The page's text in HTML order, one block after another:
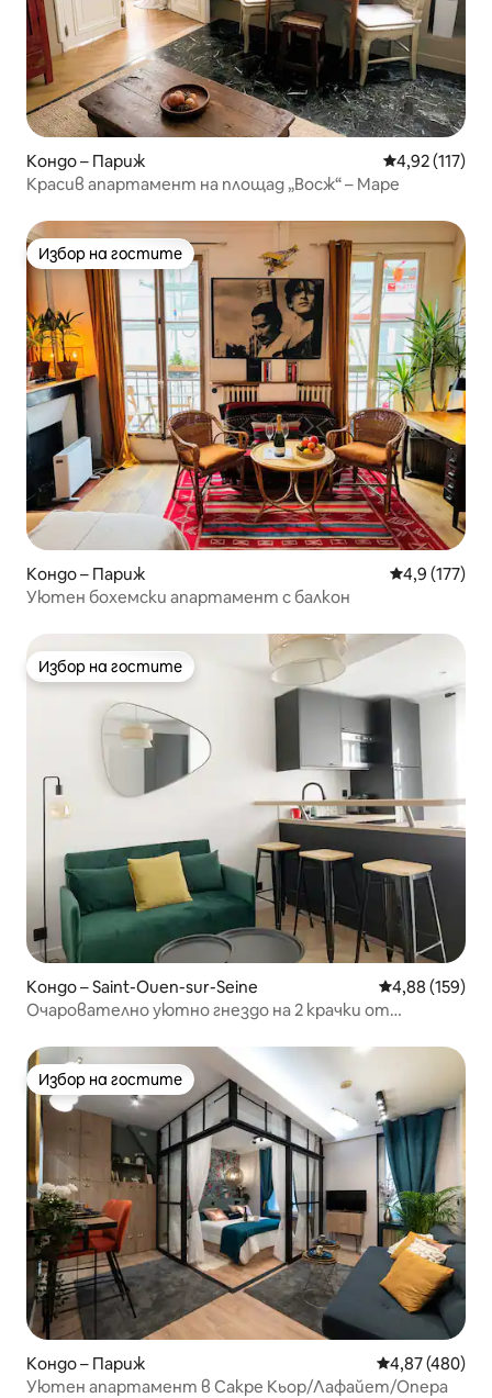
Кондо – Париж Средна
4,92 (117)
Красив апартамент на площад „Восж“ – Маре
Избор на гостите
Избор на гостите
Кондо – Париж Средна
4,9 (177)
Уютен бохемски апартамент с балкон
Избор на гостите
Избор на гостите
Кондо – Saint-Ouen-sur-Seine Средна
4,88 (159)
Очарователно уютно гнездо на 2 крачки от
Избор на гостите
Избор на гостите
Кондо – Париж Средна
4,87 (480)
Уютен апартамент в Сакре Кьор/Лафайет/Опера